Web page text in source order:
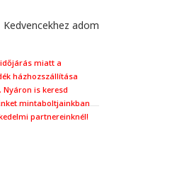
Kedvencekhez adom
miatt a
házhozszállítása
Nyáron is keresd
mintaboltjainkban
partnereinknél!